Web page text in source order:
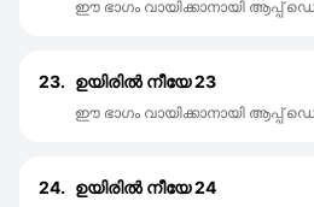
ഈ ഭാഗം വായിക്കാനായി
23. ഉയിരിൽ നീയേ 23
ഈ ഭാഗം വായിക്കാനായി
24. ഉയിരിൽ നീയേ 24